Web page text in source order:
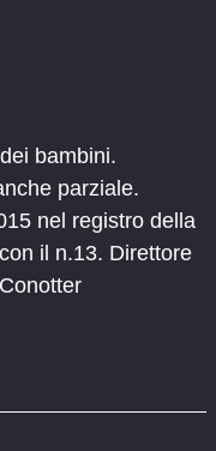
bambini.
parziale.
nel registro della
il n.13. Direttore